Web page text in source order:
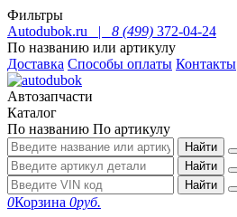
Фильтры
Autodubok.ru |
8 (499) 372-04-24
По названию или артикулу
Доставка Способы оплаты Контакты
Автозапчасти
Каталог
По названию По артикулу
Найти
Найти
Найти
0Корзина 0руб.